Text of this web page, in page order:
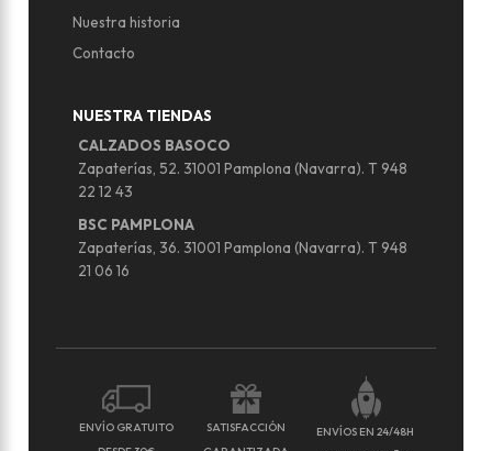
Nuestra historia
Contacto
NUESTRA TIENDAS
CALZADOS BASOCO
Zapaterías, 52. 31001 Pamplona (Navarra). T 948
22 12 43
BSC PAMPLONA
Zapaterías, 36. 31001 Pamplona (Navarra). T 948
21 06 16
ENVÍO GRATUITO
SATISFACCIÓN
ENVÍOS EN 24/48H